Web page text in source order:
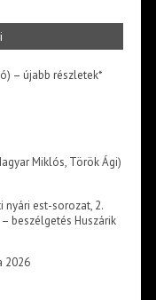
– újabb részletek*
Miklós, Török Ági)
nyári est-sorozat, 2.
beszélgetés Huszárik
2026